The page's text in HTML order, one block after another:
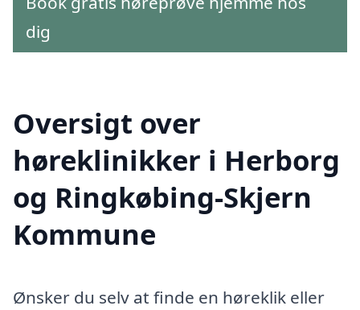
dig
Oversigt over
høreklinikker i Herborg
og Ringkøbing-Skjern
Kommune
Ønsker du selv at finde en høreklik eller